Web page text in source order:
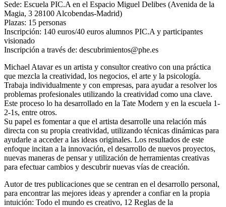
Sede: Escuela PIC.A en el Espacio Miguel Delibes (Avenida de la
Magia, 3 28100 Alcobendas-Madrid)
Plazas: 15 personas
Inscripción: 140 euros/40 euros alumnos PIC.A y participantes
visionado
Inscripción a través de: descubrimientos@phe.es
Michael Atavar es un artista y consultor creativo con una práctica
que mezcla la creatividad, los negocios, el arte y la psicología.
Trabaja individualmente y con empresas, para ayudar a resolver los
problemas profesionales utilizando la creatividad como una clave.
Este proceso lo ha desarrollado en la Tate Modern y en la escuela 1-
2-1s, entre otros.
Su papel es fomentar a que el artista desarrolle una relación más
directa con su propia creatividad, utilizando técnicas dinámicas para
ayudarle a acceder a las ideas originales. Los resultados de este
enfoque incitan a la innovación, el desarrollo de nuevos proyectos,
nuevas maneras de pensar y utilización de herramientas creativas
para efectuar cambios y descubrir nuevas vías de creación.
Autor de tres publicaciones que se centran en el desarrollo personal,
para encontrar las mejores ideas y aprender a confiar en la propia
intuición: Todo el mundo es creativo, 12 Reglas de la